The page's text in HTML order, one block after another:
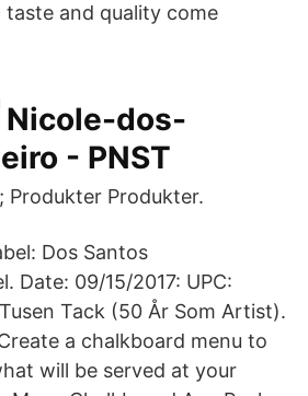
and quality come
Nicole-dos-
- PNST
Produkter Produkter.
Dos Santos
Date: 09/15/2017: UPC:
Tack (50 År Som Artist).
a chalkboard menu to
will be served at your